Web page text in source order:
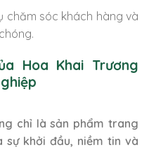
chăm sóc khách hàng và
Hoa Khai Trương
chỉ là sản phẩm trang
khởi đầu, niềm tin và